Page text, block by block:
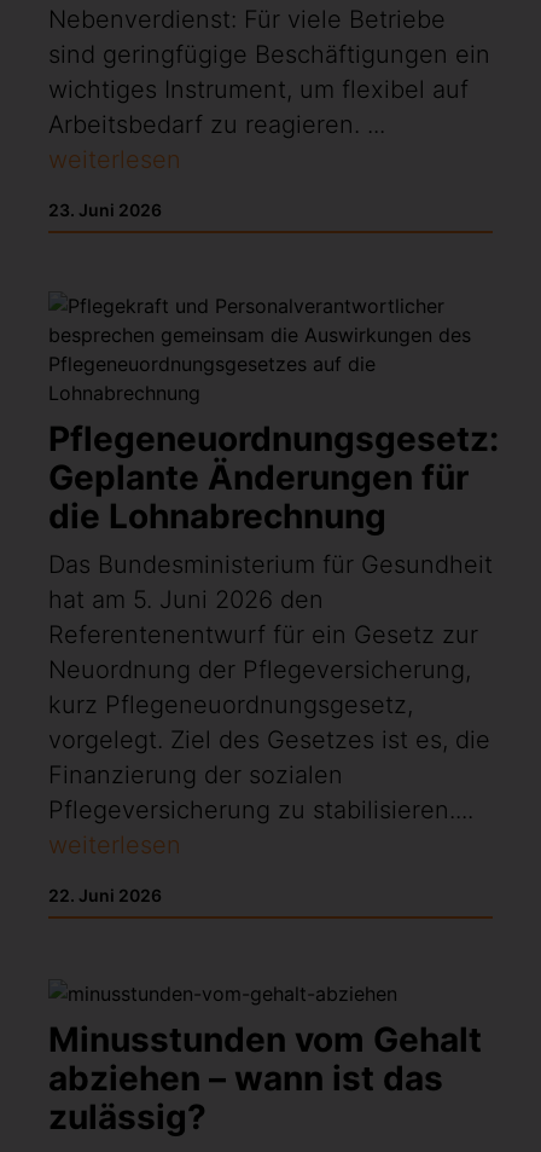
Nebenverdienst: Für viele Betriebe
sind geringfügige Beschäftigungen ein
wichtiges Instrument, um flexibel auf
Arbeitsbedarf zu reagieren. ...
weiterlesen
23. Juni 2026
Pflegeneuordnungsgesetz:
Geplante Änderungen für
die Lohnabrechnung
Das Bundesministerium für Gesundheit
hat am 5. Juni 2026 den
Referentenentwurf für ein Gesetz zur
Neuordnung der Pflegeversicherung,
kurz Pflegeneuordnungsgesetz,
vorgelegt. Ziel des Gesetzes ist es, die
Finanzierung der sozialen
Pflegeversicherung zu stabilisieren....
weiterlesen
22. Juni 2026
Minusstunden vom Gehalt
abziehen – wann ist das
zulässig?